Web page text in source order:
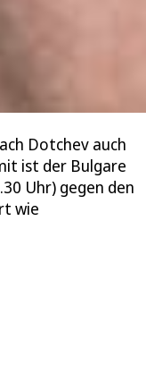
Dotchev auch
ist der Bulgare
Uhr) gegen den
wie